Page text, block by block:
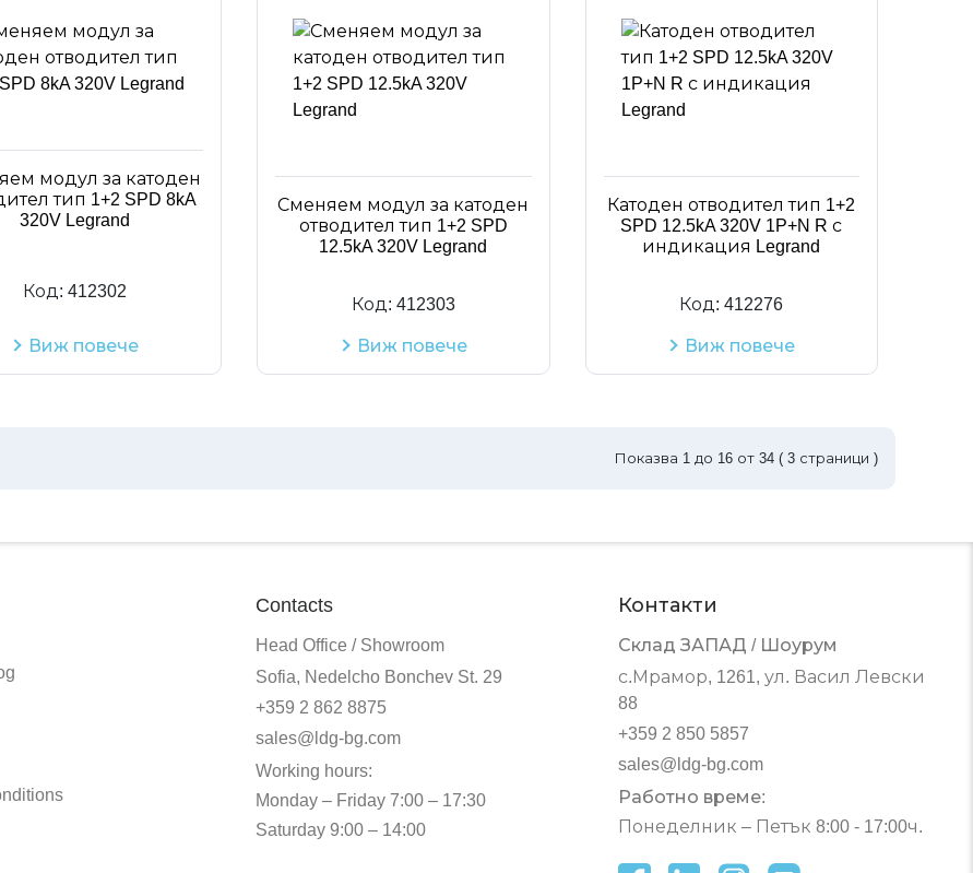
модул за катоден
тип 1+2 SPD 8kA
320V Legrand
Код:412302
Виж повече
Сменяем модул за катоден
отводител тип 1+2 SPD
12.5kA 320V Legrand
Код: 412303
Виж повече
Катоден отводител тип 1+2
SPD 12.5kA 320V 1P+N R с
индикация Legrand
Код:412276
Виж повече
Показва 1 до 16 от 34 ( 3 страници )
Contacts
Head Office / Showroom
Sofia, Nedelcho Bonchev St. 29
+359 2 862 8875
sales@ldg-bg.com
Working hours:
Monday – Friday 7:00 – 17:30
Saturday 9:00 – 14:00
Контакти
Склад ЗАПАД / Шоурум
с.Мрамор, 1261, ул. Васил Левски
88
+359 2 850 5857
sales@ldg-bg.com
Работно време:
Понеделник – Петък 8:00 - 17:00ч.